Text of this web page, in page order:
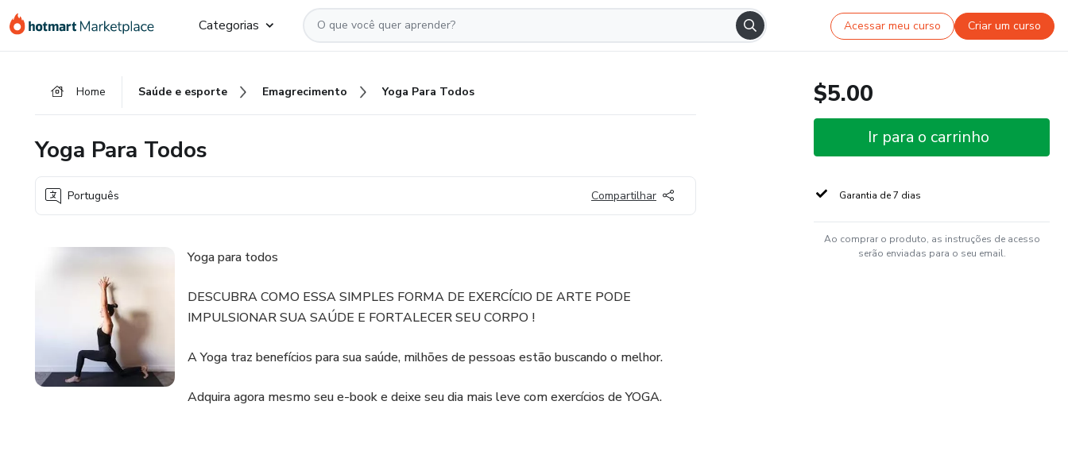
para
para
para
Categorias Acessar meu curso Criar um curso
Home Saúde e esporte Emagrecimento Yoga Para Todos
Yoga Para Todos
Português Compartilhar
Yoga para todos
DESCUBRA COMO ESSA SIMPLES FORMA DE EXERCÍCIO DE ARTE PODE
IMPULSIONAR SUA SAÚDE E FORTALECER SEU CORPO !
A Yoga traz benefícios para sua saúde, milhões de pessoas estão buscando o melhor.
Adquira agora mesmo seu e-book e deixe seu dia mais leve com exercícios de YOGA.
$5.00
Ir para o carrinho
Garantia de 7 dias
Ao comprar o produto, as instruções de acesso
serão enviadas para o seu email.